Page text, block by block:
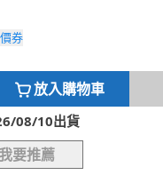
券
放入購物車
08/10出貨
要推薦